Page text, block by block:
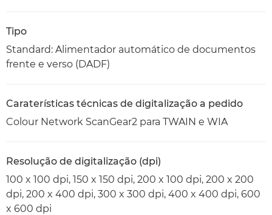
Tipo
Standard: Alimentador automático de documentos
frente e verso (DADF)
Caraterísticas técnicas de digitalização a pedido
Colour Network ScanGear2 para TWAIN e WIA
Resolução de digitalização (dpi)
100 x 100 dpi, 150 x 150 dpi, 200 x 100 dpi, 200 x 200
dpi, 200 x 400 dpi, 300 x 300 dpi, 400 x 400 dpi, 600
x 600 dpi